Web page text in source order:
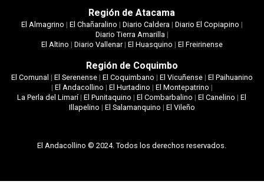
Región de Atacama
El Almagrino | El Chañaralino | Diario Caldera| Diario El Copiapino |
Diario Tierra Amarilla|
El Altino | Diario Vallenar| El Huasquino | El Freirinense
Región de Coquimbo
El Comunal | El Serenense| El Coquimbano | El Vicuñense| El Paihuanino
| El Andacollino | El Hurtadino | El Montepatrino |
La Perla del Limarí|El Punitaquino |El Combarbalino |El Canelino |El
Illapelino | El Salamanquino | El Vileño
El Andacollino © 2024. Todos los derechos reservados.